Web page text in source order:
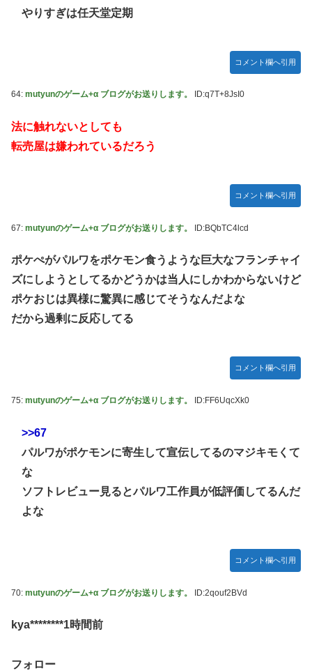
やりすぎは任天堂定期
コメント欄へ引用
64: mutyunのゲーム+α ブログがお送りします。 ID:q7T+8JsI0
法に触れないとしても
転売屋は嫌われているだろう
コメント欄へ引用
67: mutyunのゲーム+α ブログがお送りします。 ID:BQbTC4lcd
ポケぺがパルワをポケモン食うような巨大なフランチャイ
ズにしようとしてるかどうかは当人にしかわからないけど
ポケおじは異様に驚異に感じてそうなんだよな
だから過剰に反応してる
コメント欄へ引用
75: mutyunのゲーム+α ブログがお送りします。 ID:FF6UqcXk0
>>67
パルワがポケモンに寄生して宣伝してるのマジキモくて
な
ソフトレビュー見るとパルワ工作員が低評価してるんだ
よな
コメント欄へ引用
70: mutyunのゲーム+α ブログがお送りします。 ID:2qouf2BVd
kya********1時間前
フォロー